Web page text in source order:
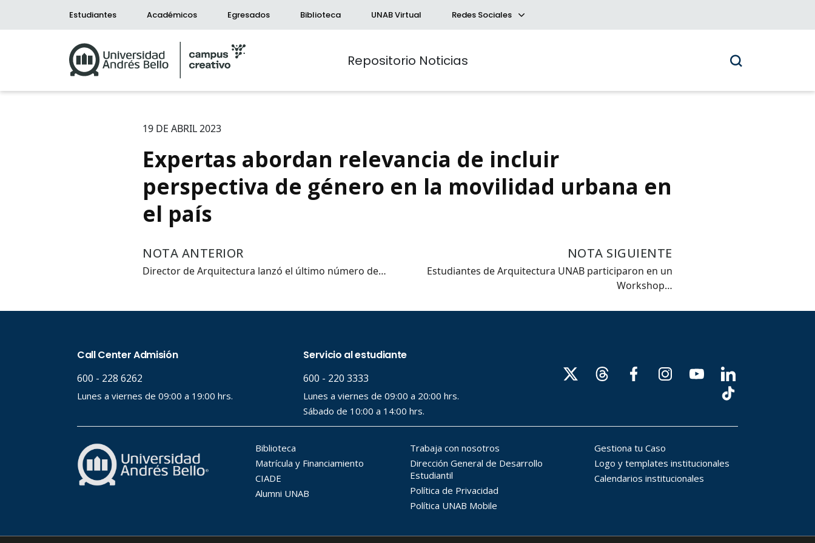
Estudiantes Académicos Egresados Biblioteca UNAB Virtual Redes Sociales
Repositorio Noticias
19 DE ABRIL 2023
Expertas abordan relevancia de incluir
perspectiva de género en la movilidad urbana en
el país
NOTA ANTERIOR
Director de Arquitectura lanzó el último número de…
NOTA SIGUIENTE
Estudiantes de Arquitectura UNAB participaron en un
Workshop…
Búsqueda Avanzada